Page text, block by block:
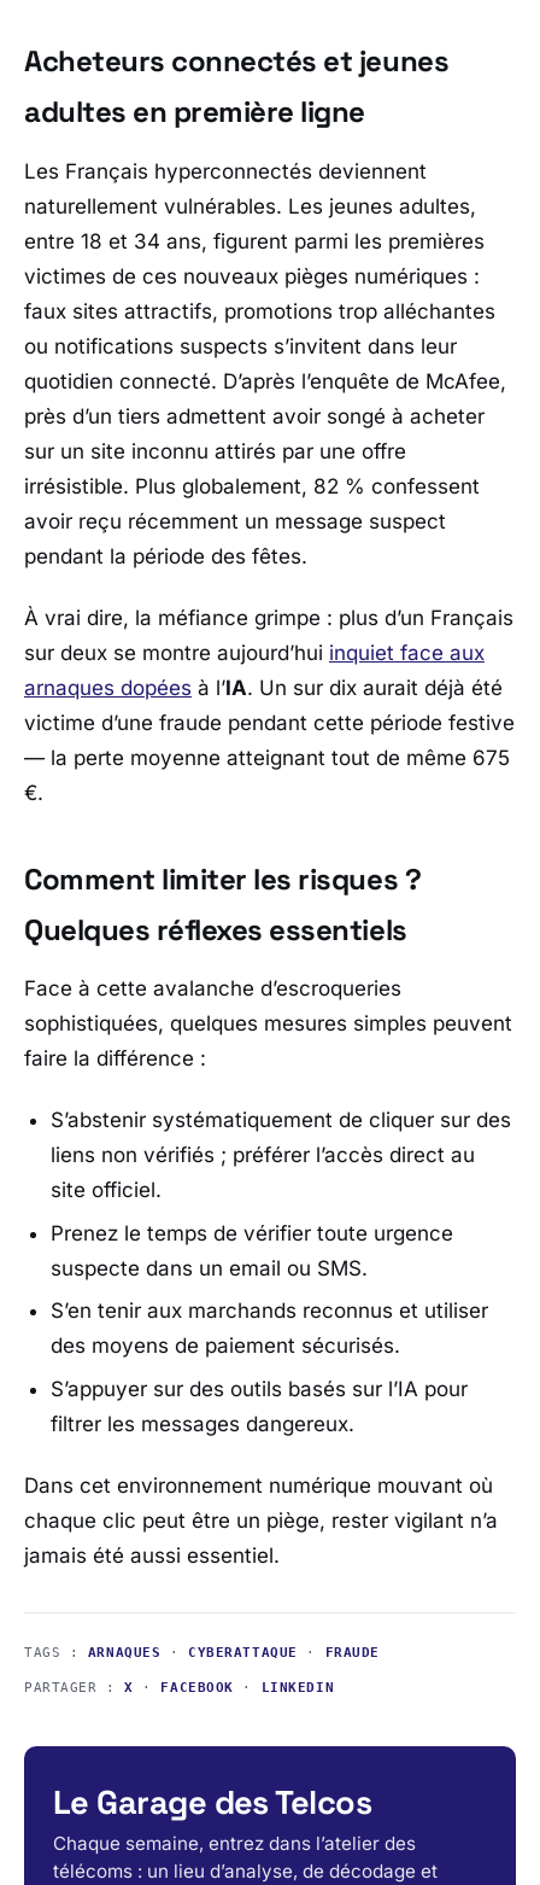
Acheteurs connectés et jeunes
adultes en première ligne
Les Français hyperconnectés deviennent
naturellement vulnérables. Les jeunes adultes,
entre 18 et 34 ans, figurent parmi les premières
victimes de ces nouveaux pièges numériques :
faux sites attractifs, promotions trop alléchantes
ou notifications suspects s’invitent dans leur
quotidien connecté. D’après l’enquête de McAfee,
près d’un tiers admettent avoir songé à acheter
sur un site inconnu attirés par une offre
irrésistible. Plus globalement, 82 % confessent
avoir reçu récemment un message suspect
pendant la période des fêtes.
À vrai dire, la méfiance grimpe : plus d’un Français
sur deux se montre aujourd’hui inquiet face aux
arnaques dopées à l’IA. Un sur dix aurait déjà été
victime d’une fraude pendant cette période festive
— la perte moyenne atteignant tout de même 675
€.
Comment limiter les risques ?
Quelques réflexes essentiels
Face à cette avalanche d’escroqueries
sophistiquées, quelques mesures simples peuvent
faire la différence :
S’abstenir systématiquement de cliquer sur des
liens non vérifiés ; préférer l’accès direct au
site officiel.
Prenez le temps de vérifier toute urgence
suspecte dans un email ou SMS.
S’en tenir aux marchands reconnus et utiliser
des moyens de paiement sécurisés.
S’appuyer sur des outils basés sur l’IA pour
filtrer les messages dangereux.
Dans cet environnement numérique mouvant où
chaque clic peut être un piège, rester vigilant n’a
jamais été aussi essentiel.
TAGS : ARNAQUES ·CYBERATTAQUE · FRAUDE
PARTAGER :X · FACEBOOK · LINKEDIN
Le Garage des Telcos
Chaque semaine, entrez dans l’atelier des
télécoms : un lieu d’analyse, de décodage et